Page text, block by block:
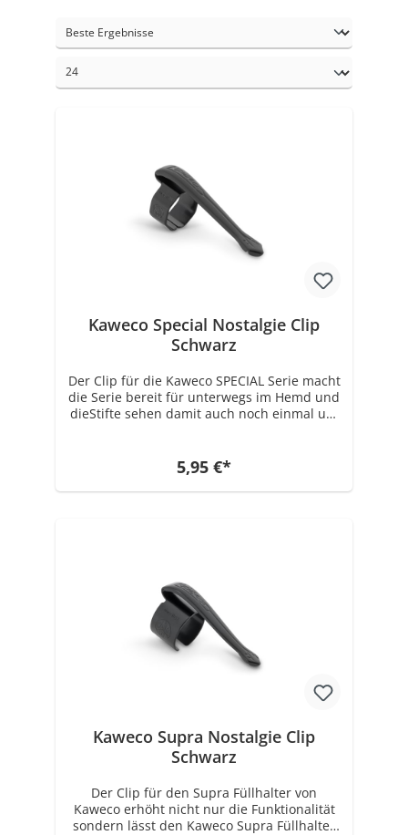
Kaweco Special Nostalgie Clip
Schwarz
Der Clip für die Kaweco SPECIAL Serie macht
die Serie bereit für unterwegs im Hemd und
dieStifte sehen damit auch noch einmal um
Serie von Kaweco. Außerdem ist dieser Clip
der einzig passende für die Kaweco
Bleistifthülle Grip für Apple Pencil. In der
Clip. Zum Aufschieben war allerdings keiner
dabei, da damals die Schreibgeräte
teilweise noch individuell angefertigt
wurden und somit der Clip fest verbaut
werden konnte, auf Kundenwunsch.
5,95 €*
Kaweco Supra Nostalgie Clip
Schwarz
Der Clip für den Supra Füllhalter von
Kaweco erhöht nicht nur die Funktionalität
sondern lässt den Kaweco Supra Füllhalter